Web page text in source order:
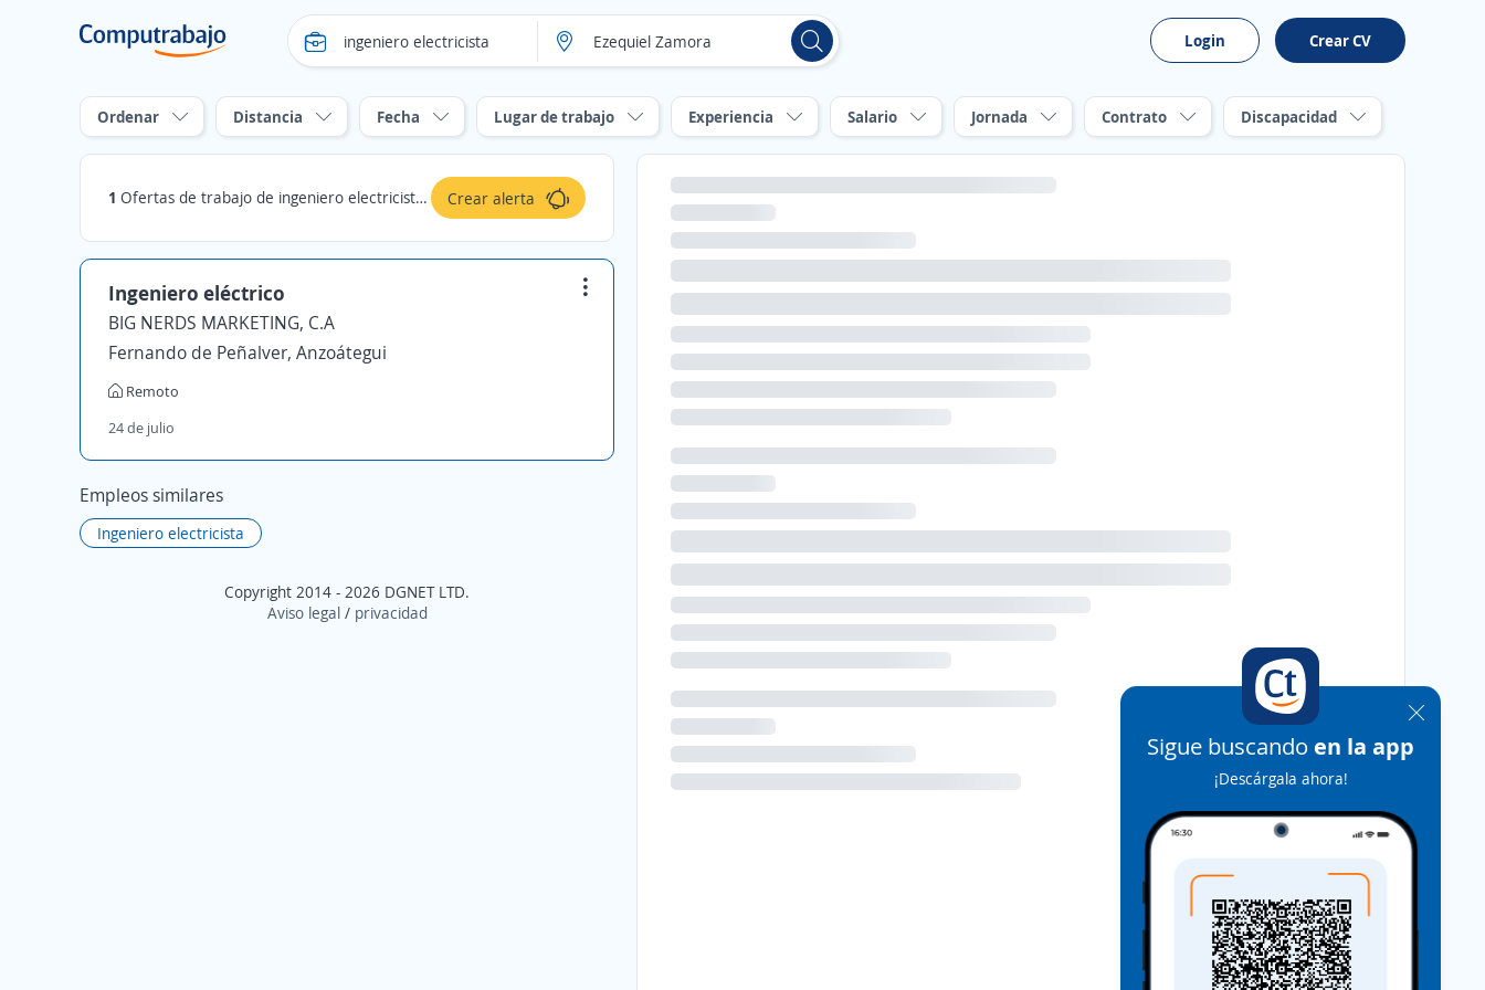
Login Crear CV
Ordenar Distancia Fecha Lugar de trabajo Experiencia Salario Jornada Contrato Discapacidad
1 Ofertas de trabajo de ingeniero electricista en Ezequiel Zamora, Monagas Crear alerta
Ingeniero eléctrico
BIG NERDS MARKETING, C.A
Fernando de Peñalver, Anzoátegui
Remoto
24 de julio
Empleos similares
Ingeniero electricista
Copyright 2014 - 2026 DGNET LTD.
Aviso legal/ privacidad
Sigue buscando en la app
¡Descárgala ahora!